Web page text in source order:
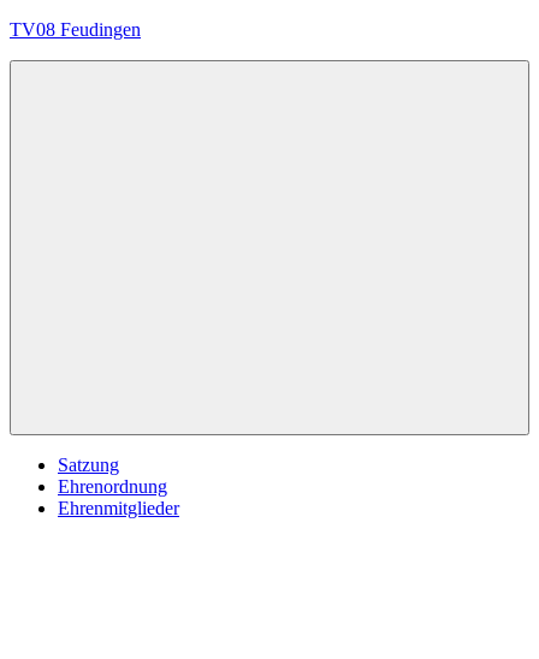
Zum
TV08 Feudingen
Satzung
Ehrenordnung
Ehrenmitglieder